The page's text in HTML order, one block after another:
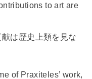
to art are
献は歴史上類を見な
of Praxiteles’ work,